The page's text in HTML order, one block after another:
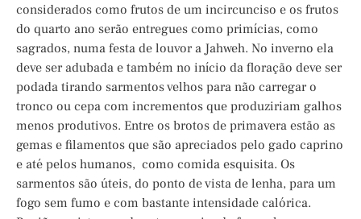
considerados como frutos de um incircunciso e os frutos
do quarto ano serão entregues como primícias, como
sagrados, numa festa de louvor a Jahweh. No inverno ela
deve ser adubada e também no início da floração deve ser
podada tirando sarmentos velhos para não carregar o
tronco ou cepa com incrementos que produziriam galhos
menos produtivos. Entre os brotos de primavera estão as
gemas e filamentos que são apreciados pelo gado caprino
e até pelos humanos, como comida esquisita. Os
sarmentos são úteis, do ponto de vista de lenha, para um
fogo sem fumo e com bastante intensidade calórica.